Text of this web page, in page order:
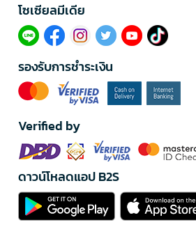
โซเซียลมีเดีย​
รองรับการชำระเงิน
Verified by
ดาวน์โหลดแอป B2S